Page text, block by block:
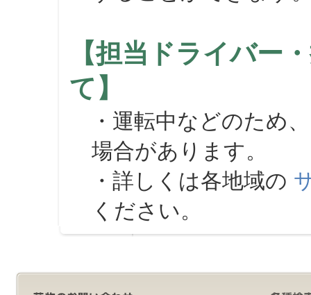
【担当ドライバー
て】
・運転中などのため
場合があります。
・詳しくは各地域の
ください。